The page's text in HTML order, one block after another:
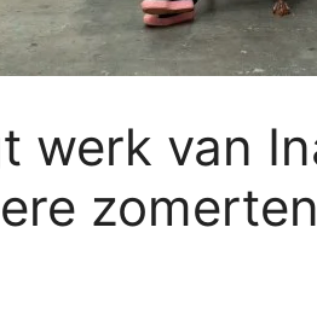
werk van